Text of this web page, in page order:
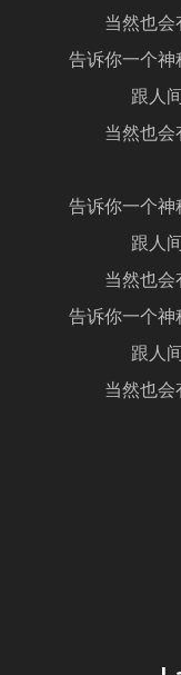
当然也会
告诉你一个神
跟人
当然也会
告诉你一个神
跟人
当然也会
告诉你一个神
跟人
当然也会